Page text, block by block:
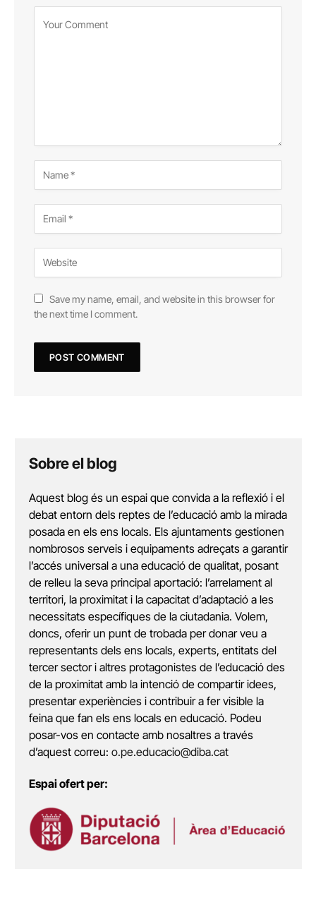
Save my name, email, and website in this browser for
the next time I comment.
Sobre el blog
Aquest blog és un espai que convida a la reflexió i el
debat entorn dels reptes de l’educació amb la mirada
posada en els ens locals. Els ajuntaments gestionen
nombrosos serveis i equipaments adreçats a garantir
l’accés universal a una educació de qualitat, posant
de relleu la seva principal aportació: l’arrelament al
territori, la proximitat i la capacitat d’adaptació a les
necessitats específiques de la ciutadania. Volem,
doncs, oferir un punt de trobada per donar veu a
representants dels ens locals, experts, entitats del
tercer sector i altres protagonistes de l’educació des
de la proximitat amb la intenció de compartir idees,
presentar experiències i contribuir a fer visible la
feina que fan els ens locals en educació. Podeu
posar-vos en contacte amb nosaltres a través
d’aquest correu: o.pe.educacio@diba.cat
Espai ofert per: